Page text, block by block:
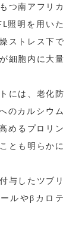
つ南アフリカ
照明を用いた
ストレス下で
細胞内に大量
には、老化防
のカルシウム
めるプロリン
とも明らかに
与したツブリ
ルやβカロテ